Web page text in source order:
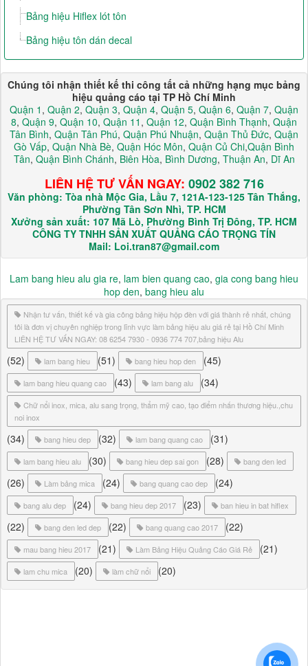
Bảng hiệu Hiflex lót tôn
Bảng hiệu tôn dán decal
Chúng tôi nhận thiết kế thi công tất cả những hạng mục bảng
hiệu quảng cáo tại TP Hồ Chí Minh
Quận 1 , Quận 2, Quận 3, Quận 4, Quận 5, Quận 6, Quận 7, Quận
8, Quận 9, Quận 10, Quận 11 , Quận 12, Quận Bình Thạnh, Quận
Tân Bình, Quận Tân Phú, Quận Phú Nhuận, Quận Thủ Đức, Quận
Gò Vấp, Quận Nhà Bè, Quận Hóc Môn, Quận Củ Chi,Quận Bình
Tân, Quận Bình Chánh, Biên Hòa, Bình Dương, Thuận An, Dĩ An
LIÊN HỆ TƯ VẤN NGAY: 0902 382 716
Văn phòng: Tòa nhà Mộc Gia, Lầu 7, 121A-123-125 Tân Thắng,
Phường Tân Sơn Nhì, TP. HCM
Xưởng sản xuất: 107 Mã Lò, Phường Bình Trị Đông, TP. HCM
CÔNG TY TNHH SẢN XUẤT QUẢNG CÁO TRỌNG TÍN
Mail: Loi.tran87@gmail.com
Lam bang hieu alu gia re, lam bien quang cao, gia cong bang hieu
hop den, bang hieu alu
Nhận tư vấn, thiết kế và gia công bảng hiệu hộp đèn với giá thành rẻ nhất, chúng
tôi là đơn vị chuyên nghiệp trong lĩnh vực làm bảng hiệu alu giá rẻ tại Hồ Chí Minh
LIÊN HỆ TƯ VẤN NGAY: 08 6254 7930 - 0936 774 707,bảng hiệu Alu
(52) lam bang hieu (51) bang hieu hop den (45)
lam bang hieu quang cao (43) lam bang alu (34)
Chữ nổi inox, mica, alu sang trọng, thẩm mỹ cao, tạo điểm nhấn thương hiệu.,chu
noi inox
(34) bang hieu dep (32) lam bang quang cao (31)
lam bang hieu alu (30) bang hieu dep sai gon (28) bang den led
(26) Làm bảng mica (24) bang quang cao dep (24)
bang alu dep (24) bang hieu dep 2017 (23) ban hieu in bat hiflex
(22) bang den led dep (22) bang quang cao 2017 (22)
mau bang hieu 2017 (21) Làm Bảng Hiệu Quảng Cáo Giá Rẻ (21)
lam chu mica (20) làm chữ nổi (20)